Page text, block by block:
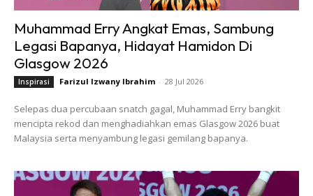
Muhammad Erry Angkat Emas, Sambung
Legasi Bapanya, Hidayat Hamidon Di
Glasgow 2026
Inspirasi Farizul Izwany Ibrahim - 28 Jul 2026
Selepas dua percubaan snatch gagal, Muhammad Erry bangkit
mencipta rekod dan menghadiahkan emas Glasgow 2026 buat
Malaysia serta menyambung legasi gemilang bapanya.